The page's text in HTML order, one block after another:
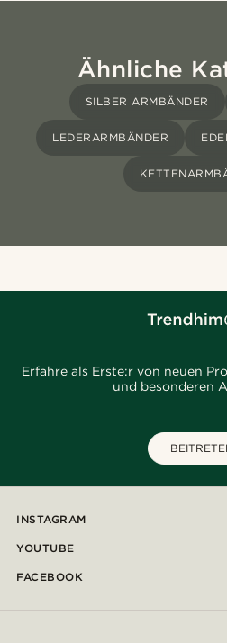
Ähnliche
SILBER ARMBÄNDER
LEDERARMBÄNDER
Erfahre als Erste:r von neuen
und besonderen
INSTAGRAM
YOUTUBE
FACEBOOK